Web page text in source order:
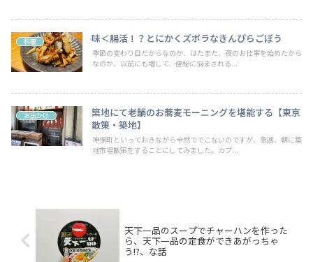
料理 味＜腸活！？とにかくズボラなきんぴらごぼう
季節の変わり目だからなのか、はたまた、夜のお仕事を始めたから
なのか、以前にも増して、便秘に悩まされる...
お出かけ
築地にて老舗のお蕎麦モーニングを堪能する【東京
散策・築地】
神保町といっておきながら全然ででこないのですが、急遽、朝に築
地市場散策をすることにしてみました。カプ...
天下一品のスープでチャーハンを作った
ら、天下一品の定食ができあがっちゃ
う!?、な話